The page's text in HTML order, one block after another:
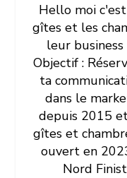
Hello moi c'est
gîtes et les
leur
Objectif :
ta
dans le
depuis 2015
gîtes et
ouvert en
Nord